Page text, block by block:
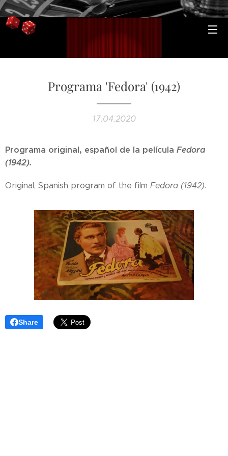
Programa 'Fedora' (1942)
17.04.2020
Programa original, español de la película Fedora
(1942).
Original, Spanish program of the film Fedora (1942).
Share